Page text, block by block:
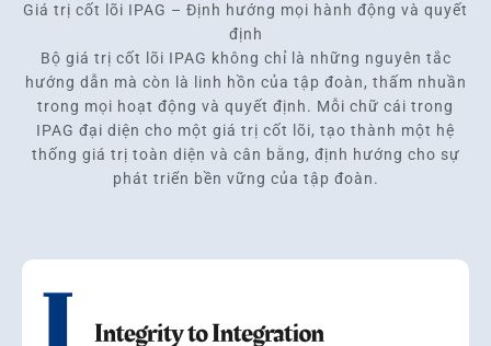
Giá trị cốt lõi IPAG – Định hướng mọi hành động và quyết
định
Bộ giá trị cốt lõi IPAG không chỉ là những nguyên tắc
hướng dẫn mà còn là linh hồn của tập đoàn, thấm nhuần
trong mọi hoạt động và quyết định. Mỗi chữ cái trong
IPAG đại diện cho một giá trị cốt lõi, tạo thành một hệ
thống giá trị toàn diện và cân bằng, định hướng cho sự
phát triển bền vững của tập đoàn.